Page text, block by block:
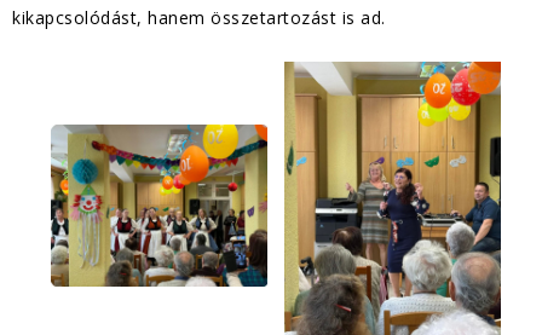
kikapcsolódást, hanem összetartozást is ad.